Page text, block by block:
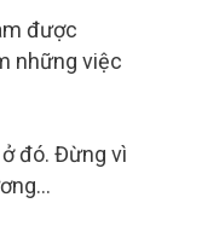
được
những việc
đó. Đừng vì